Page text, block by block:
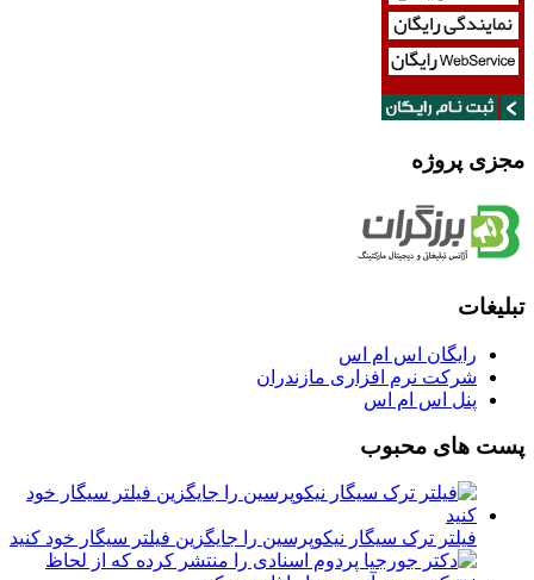
مجزی پروژه
تبلیغات
رایگان اس ام اس
شرکت نرم افزاری مازندران
پنل اس ام اس
پست های محبوب
فیلتر ترک سیگار نیکوپرسین را جایگزین فیلتر سیگار خود کنید